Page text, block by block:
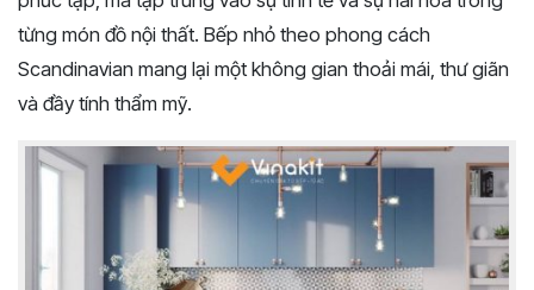
từng món đồ nội thất. Bếp nhỏ theo phong cách
Scandinavian mang lại một không gian thoải mái, thư giãn
và đầy tính thẩm mỹ.